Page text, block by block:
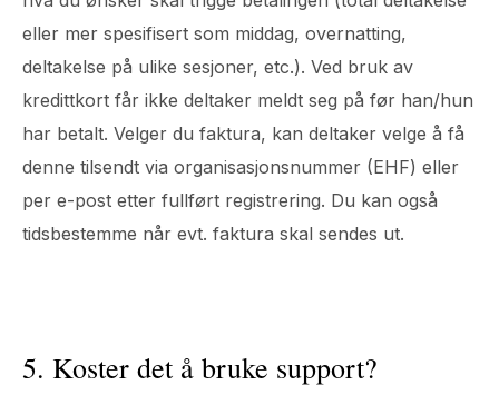
eller mer spesifisert som middag, overnatting,
deltakelse på ulike sesjoner, etc.). Ved bruk av
kredittkort får ikke deltaker meldt seg på før han/hun
har betalt. Velger du faktura, kan deltaker velge å få
denne tilsendt via organisasjonsnummer (EHF) eller
per e-post etter fullført registrering. Du kan også
tidsbestemme når evt. faktura skal sendes ut.
5. Koster det å bruke support?